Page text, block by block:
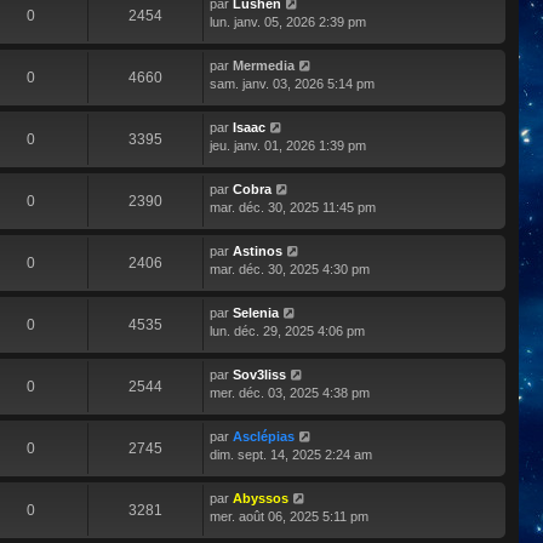
0 2454
par Lushen
lun. janv. 05, 2026 2:39 pm
0 4660
par Mermedia
sam. janv. 03, 2026 5:14 pm
0 3395
par Isaac
jeu. janv. 01, 2026 1:39 pm
0 2390
par Cobra
mar. déc. 30, 2025 11:45 pm
0 2406
par Astinos
mar. déc. 30, 2025 4:30 pm
0 4535
par Selenia
lun. déc. 29, 2025 4:06 pm
0 2544
par Sov3liss
mer. déc. 03, 2025 4:38 pm
0 2745
par Asclépias
dim. sept. 14, 2025 2:24 am
0 3281
par Abyssos
mer. août 06, 2025 5:11 pm